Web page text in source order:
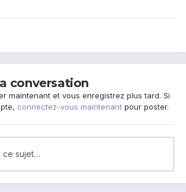
conversation
maintenant et vous enregistrez plus tard. Si
connectez-vous maintenant pour poster.
ce sujet…